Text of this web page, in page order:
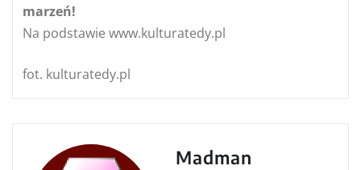
marzeń!
Na podstawie www.kulturatedy.pl
fot. kulturatedy.pl
Madman